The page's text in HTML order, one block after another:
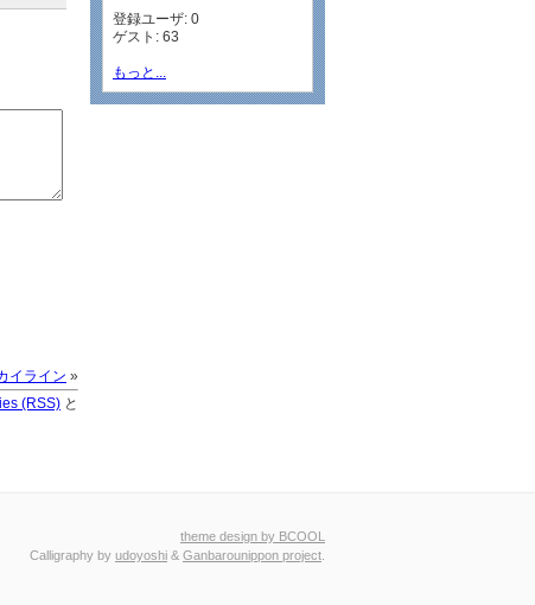
イライン »
(RSS) と
登録ユーザ: 0
ゲスト: 63
もっと...
theme design by BCOOL
Calligraphy by udoyoshi & Ganbarounippon project